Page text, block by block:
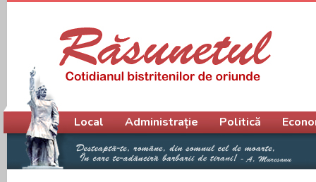
Meniu principal
Local Administrație Politică